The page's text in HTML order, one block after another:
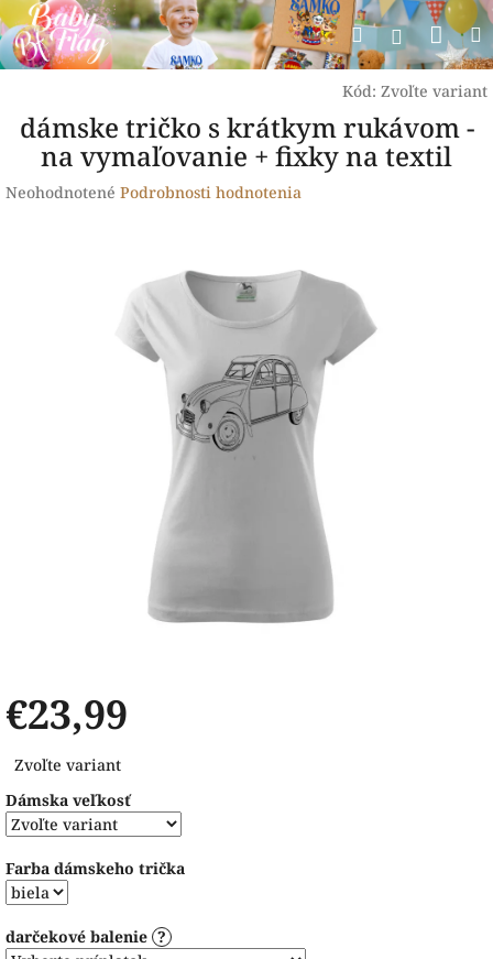
Prejsť
na
obsah
Hľadať
Kód: Zvoľte variant
dámske tričko s krátkym rukávom -
na vymaľovanie + fixky na textil
Priemerné
Neohodnotené Podrobnosti hodnotenia
€23,99
cena:
Zvoľte variant
Dámska veľkosť
Farba dámskeho trička
darčekové balenie ?